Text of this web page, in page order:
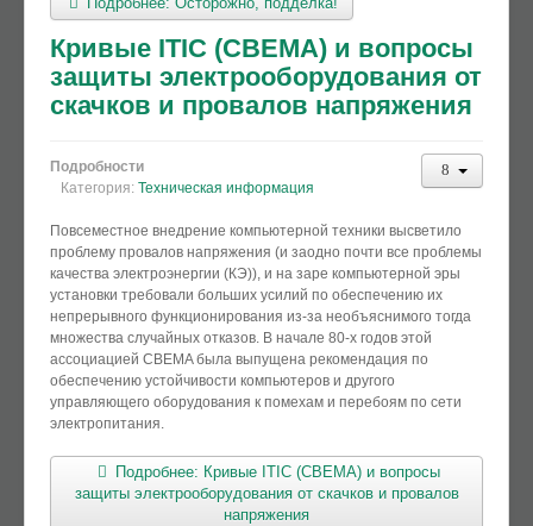
Кривые ITIC (CBEMA) и вопросы
защиты электрооборудования от
скачков и провалов напряжения
Подробности
Категория: Техническая информация
Повсеместное внедрение компьютерной техники высветило
проблему провалов напряжения (и заодно почти все проблемы
качества электроэнергии (КЭ)), и на заре компьютерной эры
установки требовали больших усилий по обеспечению их
непрерывного функционирования из-за необъяснимого тогда
множества случайных отказов. В начале 80-х годов этой
ассоциацией CBEMA была выпущена рекомендация по
обеспечению устойчивости компьютеров и другого
управляющего оборудования к помехам и перебоям по сети
электропитания.
Подробнее: Кривые ITIC (CBEMA) и вопросы
защиты электрооборудования от скачков и провалов
напряжения